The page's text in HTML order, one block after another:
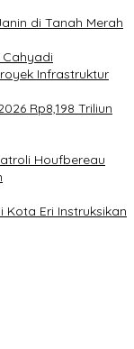
di Tanah Merah
Infrastruktur
Rp8,198 Triliun
Houfbereau
Kota Eri Instruksikan